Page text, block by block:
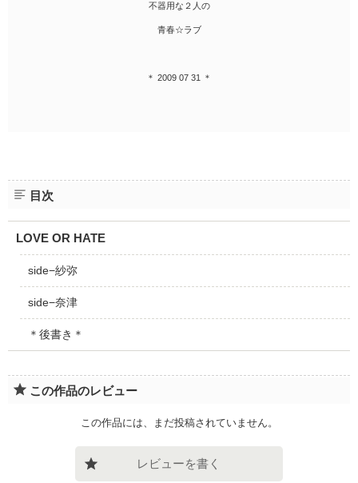
不器用な２人の
青春☆ラブ
＊ 2009 07 31 ＊
目次
LOVE OR HATE
side−紗弥
side−奈津
＊後書き＊
この作品のレビュー
この作品には、まだ投稿されていません。
レビューを書く